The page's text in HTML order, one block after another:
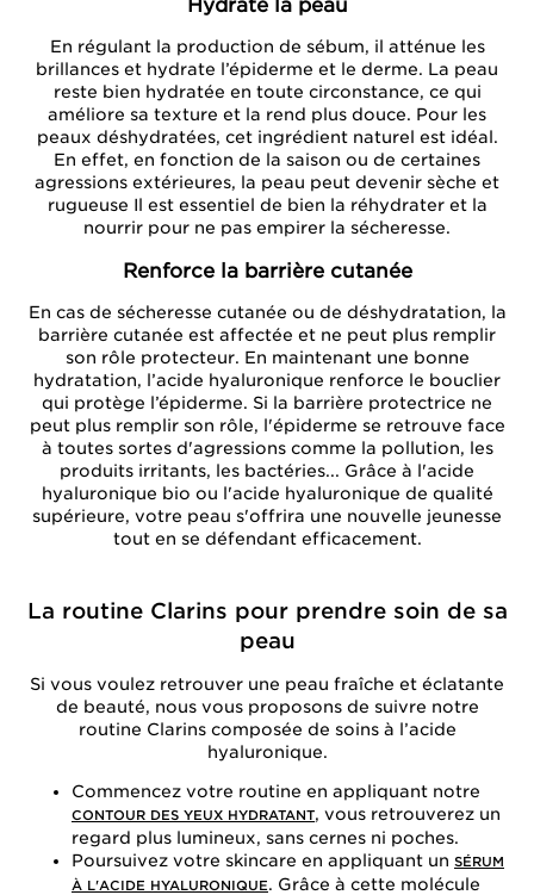
En régulant la production de sébum, il atténue les
brillances et hydrate l’épiderme et le derme. La peau
reste bien hydratée en toute circonstance, ce qui
améliore sa texture et la rend plus douce. Pour les
peaux déshydratées, cet ingrédient naturel est idéal.
En effet, en fonction de la saison ou de certaines
agressions extérieures, la peau peut devenir sèche et
rugueuse Il est essentiel de bien la réhydrater et la
nourrir pour ne pas empirer la sécheresse.
Renforce la barrière cutanée
En cas de sécheresse cutanée ou de déshydratation, la
barrière cutanée est affectée et ne peut plus remplir
son rôle protecteur. En maintenant une bonne
hydratation, l’acide hyaluronique renforce le bouclier
qui protège l’épiderme. Si la barrière protectrice ne
peut plus remplir son rôle, l'épiderme se retrouve face
à toutes sortes d'agressions comme la pollution, les
produits irritants, les bactéries... Grâce à l'acide
hyaluronique bio ou l'acide hyaluronique de qualité
supérieure, votre peau s'offrira une nouvelle jeunesse
tout en se défendant efficacement.
La routine Clarins pour prendre soin de sa
peau
Si vous voulez retrouver une peau fraîche et éclatante
de beauté, nous vous proposons de suivre notre
routine Clarins composée de soins à l’acide
hyaluronique.
Commencez votre routine en appliquant notre
CONTOUR DES YEUX HYDRATANT, vous retrouverez un
regard plus lumineux, sans cernes ni poches.
Poursuivez votre skincare en appliquant un SÉRUM
À L'ACIDE HYALURONIQUE. Grâce à cette molécule